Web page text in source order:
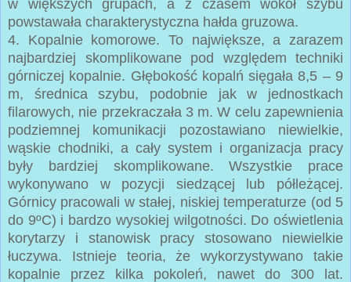
w większych grupach, a z czasem wokół szybu
powstawała charakterystyczna hałda gruzowa.
4. Kopalnie komorowe. To największe, a zarazem
najbardziej skomplikowane pod względem techniki
górniczej kopalnie. Głębokość kopalń sięgała 8,5 – 9
m, średnica szybu, podobnie jak w jednostkach
filarowych, nie przekraczała 3 m. W celu zapewnienia
podziemnej komunikacji pozostawiano niewielkie,
wąskie chodniki, a cały system i organizacja pracy
były bardziej skomplikowane. Wszystkie prace
wykonywano w pozycji siedzącej lub półleżącej.
Górnicy pracowali w stałej, niskiej temperaturze (od 5
do 9ºC) i bardzo wysokiej wilgotności. Do oświetlenia
korytarzy i stanowisk pracy stosowano niewielkie
łuczywa. Istnieje teoria, że wykorzystywano takie
kopalnie przez kilka pokoleń, nawet do 300 lat.